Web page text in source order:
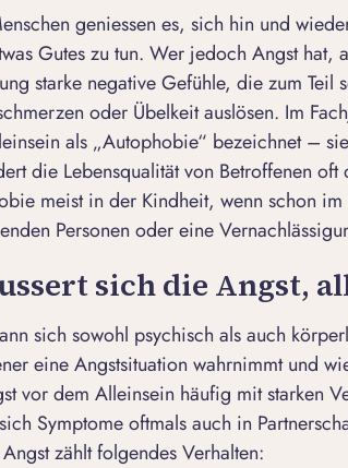
geniessen es, sich hin und
Gutes zu tun. Wer jedoch Angst
starke negative Gefühle, die zum
oder Übelkeit auslösen. Im
als „Autophobie“ bezeichnet –
die Lebensqualität von Betroffenen
meist in der Kindheit, wenn schon im
Personen oder eine
sich die Angst,
sich sowohl psychisch als auch
eine Angstsituation wahrnimmt und
vor dem Alleinsein häufig mit starken
Symptome oftmals auch in
zählt folgendes Verhalten: